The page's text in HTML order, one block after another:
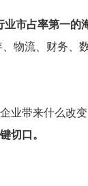
业市占率第一的
物流、财务、
业带来什么
切口。